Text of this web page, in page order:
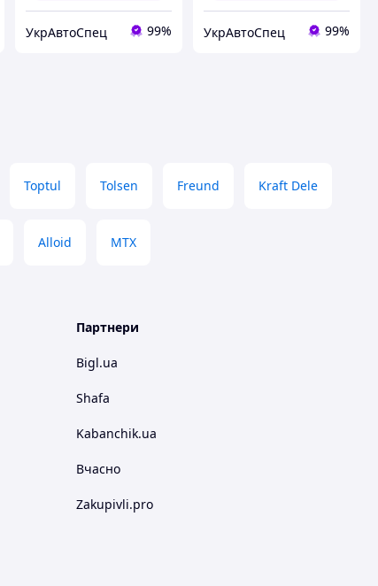
УкрАвтоСпец 99% УкрАвтоСпец 99%
Toptul Tolsen Freund Kraft Dele
Alloid МТХ
Партнери
Bigl.ua
Shafa
Kabanchik.ua
Вчасно
Zakupivli.pro